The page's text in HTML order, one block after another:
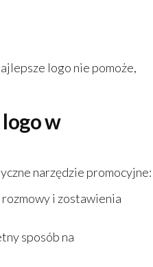
logo nie pomoże,
w
narzędzie promocyjne:
rozmowy i zostawienia
sposób na